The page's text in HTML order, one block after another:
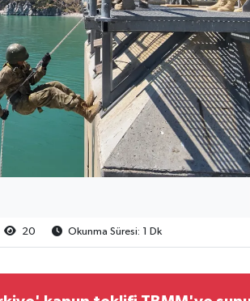
20 Okunma Süresi: 1 Dk